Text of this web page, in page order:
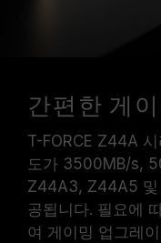
간편한 게
T-FORCE Z44A
도가 3500MB/s,
Z44A3, Z44A5 및
공됩니다. 필요에
여 게이밍 업그레